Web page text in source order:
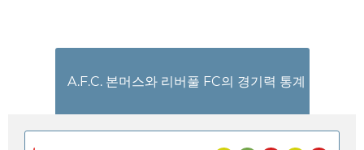
A.F.C. 본머스와 리버풀 FC의 경기력 통계